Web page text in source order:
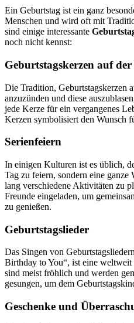
Ein Geburtstag ist ein ganz
Menschen und wird oft mit
sind einige interessante
noch nicht kennst:
Geburtstagskerzen auf
Die Tradition, Geburtstagskerzen
anzuzünden und diese
jede Kerze für ein vergangenes
Kerzen symbolisiert den Wunsch
Serienfeiern
In einigen Kulturen ist es üblich,
Tag zu feiern, sondern eine ganze
lang verschiedene Aktivitäten zu
Freunde eingeladen, um
zu genießen.
Geburtstagslieder
Das Singen von
Birthday to You“, ist eine
sind meist fröhlich und werden
gesungen, um dem
Geschenke und